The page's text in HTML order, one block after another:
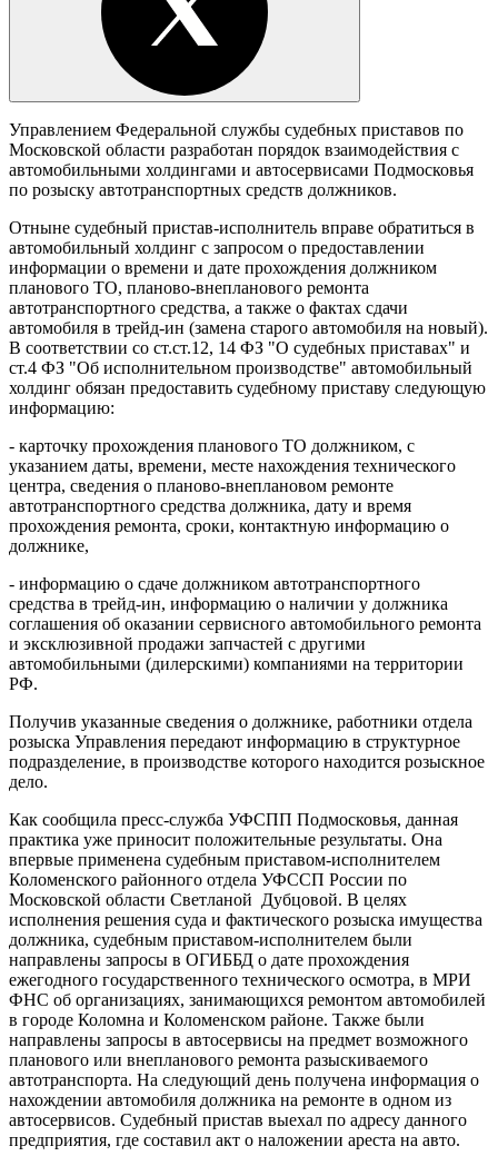
Управлением Федеральной службы судебных приставов по
Московской области разработан порядок взаимодействия с
автомобильными холдингами и автосервисами Подмосковья
по розыску автотранспортных средств должников.
Отныне судебный пристав-исполнитель вправе обратиться в
автомобильный холдинг с запросом о предоставлении
информации о времени и дате прохождения должником
планового ТО, планово-внепланового ремонта
автотранспортного средства, а также о фактах сдачи
автомобиля в трейд-ин (замена старого автомобиля на новый).
В соответствии со ст.ст.12, 14 ФЗ "О судебных приставах" и
ст.4 ФЗ "Об исполнительном производстве" автомобильный
холдинг обязан предоставить судебному приставу следующую
информацию:
- карточку прохождения планового ТО должником, с
указанием даты, времени, месте нахождения технического
центра, сведения о планово-внеплановом ремонте
автотранспортного средства должника, дату и время
прохождения ремонта, сроки, контактную информацию о
должнике,
- информацию о сдаче должником автотранспортного
средства в трейд-ин, информацию о наличии у должника
соглашения об оказании сервисного автомобильного ремонта
и эксклюзивной продажи запчастей с другими
автомобильными (дилерскими) компаниями на территории
РФ.
Получив указанные сведения о должнике, работники отдела
розыска Управления передают информацию в структурное
подразделение, в производстве которого находится розыскное
дело.
Как сообщила пресс-служба УФСПП Подмосковья, данная
практика уже приносит положительные результаты. Она
впервые применена судебным приставом-исполнителем
Коломенского районного отдела УФССП России по
Московской области Светланой Дубцовой. В целях
исполнения решения суда и фактического розыска имущества
должника, судебным приставом-исполнителем были
направлены запросы в ОГИББД о дате прохождения
ежегодного государственного технического осмотра, в МРИ
ФНС об организациях, занимающихся ремонтом автомобилей
в городе Коломна и Коломенском районе. Также были
направлены запросы в автосервисы на предмет возможного
планового или внепланового ремонта разыскиваемого
автотранспорта. На следующий день получена информация о
нахождении автомобиля должника на ремонте в одном из
автосервисов. Судебный пристав выехал по адресу данного
предприятия, где составил акт о наложении ареста на авто.